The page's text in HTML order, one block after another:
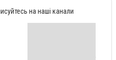
на наші канали